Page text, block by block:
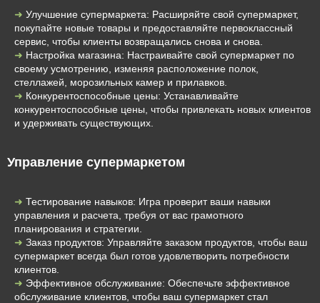
Улучшение супермаркета: Расширяйте свой супермаркет,
покупайте новые товары и предоставляйте первоклассный
сервис, чтобы клиенты возвращались снова и снова.
Настройка магазина: Настраивайте свой супермаркет по
своему усмотрению, изменяя расположение полок,
стеллажей, морозильных камер и прилавков.
Конкурентоспособные цены: Устанавливайте
конкурентоспособные цены, чтобы привлекать новых клиентов
и удерживать существующих.
Управление супермаркетом
Тестирование навыков: Игра проверит ваши навыки
управления и расчета, требуя от вас грамотного
планирования и стратегии.
Заказ продуктов: Управляйте заказом продуктов, чтобы ваш
супермаркет всегда был готов удовлетворить потребности
клиентов.
Эффективное обслуживание: Обеспечьте эффективное
обслуживание клиентов, чтобы ваш супермаркет стал